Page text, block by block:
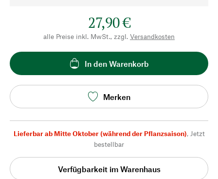
27,90 €
alle Preise inkl. MwSt., zzgl. Versandkosten
In den Warenkorb
Merken
Lieferbar ab Mitte Oktober (während der Pflanzsaison), Jetzt
bestellbar
Verfügbarkeit im Warenhaus